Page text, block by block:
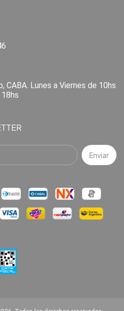
CABA. Lunes a Viernes de 10hs